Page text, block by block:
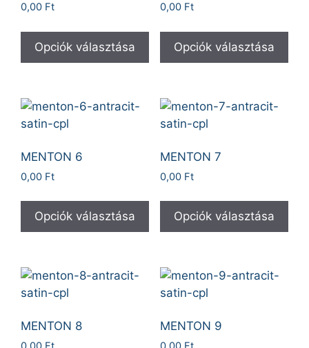
0,00 Ft
Opciók választása
0,00 Ft
Opciók választása
MENTON 6
0,00 Ft
Opciók választása
MENTON 7
0,00 Ft
Opciók választása
MENTON 8 MENTON 9